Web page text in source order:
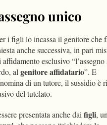
unico
i figli lo incassa il genitore che
anche successiva, in pari
esclusivo “l’assegno
algenitore affidatario”. E
di un tutore, il sussidio è
del tutelato.
presentata anche daifigli,